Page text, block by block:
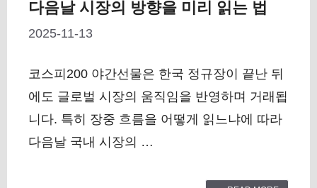
다음날 시장의 방향을 미리 읽는 법
2025-11-13
코스피200 야간선물은 한국 정규장이 끝난 뒤
에도 글로벌 시장의 움직임을 반영하며 거래됩
니다. 특히 장중 흐름을 어떻게 읽느냐에 따라
다음날 국내 시장의 …